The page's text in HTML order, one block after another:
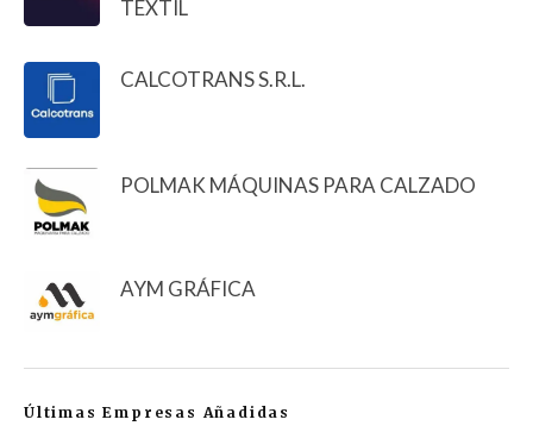
TEXTIL
CALCOTRANS S.R.L.
POLMAK MÁQUINAS PARA CALZADO
AYM GRÁFICA
Últimas Empresas Añadidas